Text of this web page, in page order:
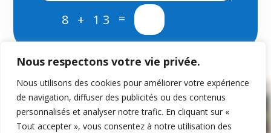
Nous respectons votre vie privée.
Nous utilisons des cookies pour améliorer votre expérience
de navigation, diffuser des publicités ou des contenus
personnalisés et analyser notre trafic. En cliquant sur «
Tout accepter », vous consentez à notre utilisation des
8 + 13 =